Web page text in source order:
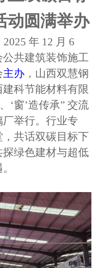
动圆满举办
2025 年 12 月 6
共建筑装饰施工
主办 ，山西双慧钢
科节能材料有限
‘窗’造传承” 交流
举行。行业专
共话双碳目标下
绿色建材与超低